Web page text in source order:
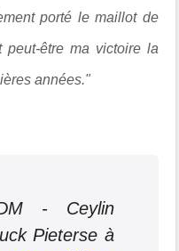
porté le maillot de
être ma victoire la
années."
- Ceylin
Pieterse à